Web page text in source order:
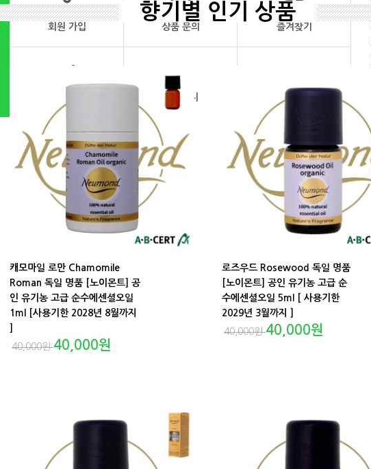
회원 가입 상품 문의 즐겨찾기
장바구니 오늘 본 상품
향기별 인기 상품
캐모마일 로만 Chamomile
Roman 독일 명품 [노이몬트] 공
인 유기농 고급 순수에센셜오일
1ml [사용기한 2028년 8월까지
40,000원40,000원
로즈우드 Rosewood 독일 명품
[노이몬트] 공인 유기농 고급 순
수에센셜오일 5ml [ 사용기한
2029년 3월까지 ]
40,000원40,000원